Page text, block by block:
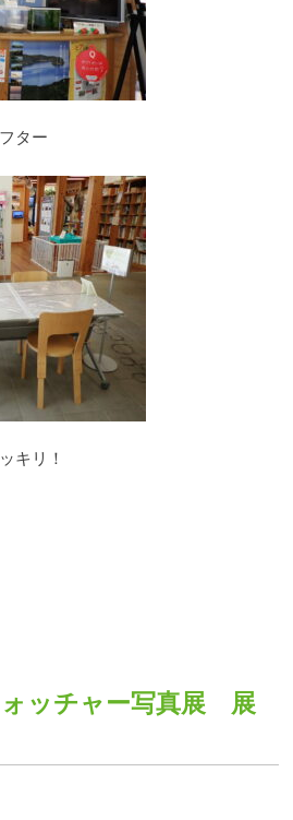
ター
キリ！
ッチャー写真展 展